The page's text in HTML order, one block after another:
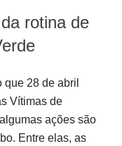
rotina de
28 de abril
Vítimas de
ações são
Entre elas, as